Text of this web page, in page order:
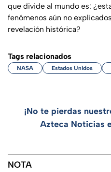
que divide al mundo es:
fenómenos aún no
revelación histórica?
Tags relacionados
NASA Estados Unidos
¡No te pierdas
Azteca Noticias
NOTA